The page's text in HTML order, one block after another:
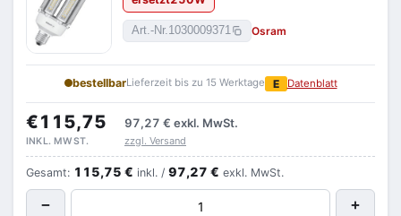
Art.-Nr.1030009371 Osram
bestellbarLieferzeit bis zu 15 Werktage E Datenblatt
€115,75 97,27 € exkl. MwSt.
INKL. MWST. zzgl. Versand
Gesamt: 115,75 € inkl. / 97,27 € exkl. MwSt.
− +